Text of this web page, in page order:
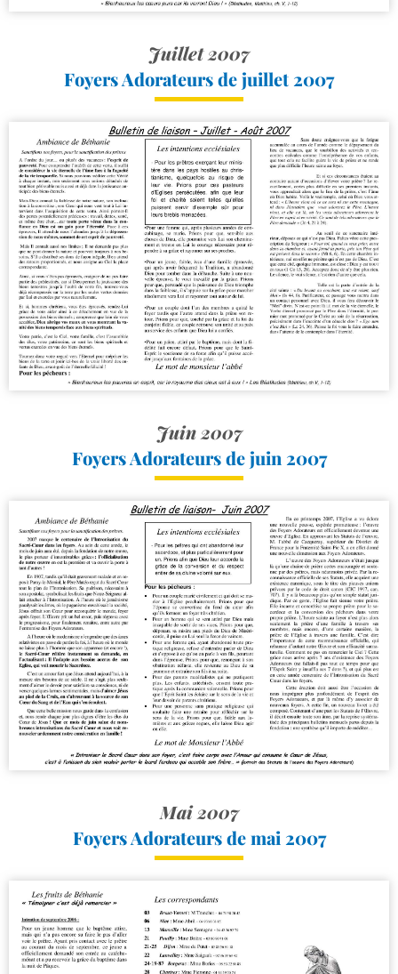
Juillet 2007
Foyers Adorateurs de juillet 2007
Juin 2007
Foyers Adorateurs de juin 2007
Mai 2007
Foyers Adorateurs de mai 2007